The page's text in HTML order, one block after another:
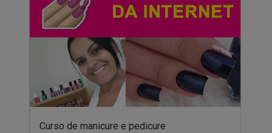
Curso de manicure e pedicure